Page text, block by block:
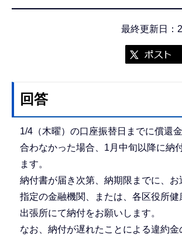
最終更新日：
回答
1/4（木曜）の口座振替日までに償還
合わなかった場合、1月中旬以降に納
ます。
納付書が届き次第、納期限までに、お
指定の金融機関、または、各区役所健
出張所にて納付をお願いします。
なお、納付が遅れたことによる違約金